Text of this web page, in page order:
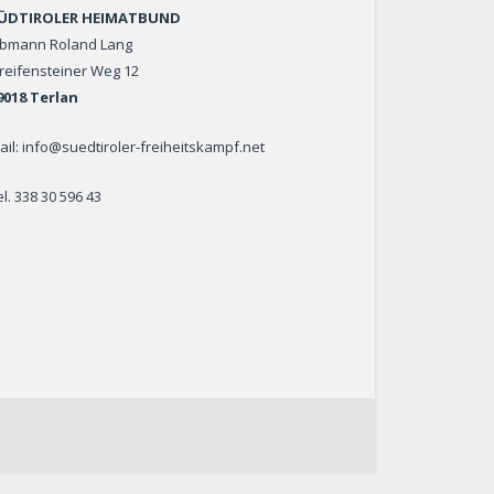
HEIMATBUND
Roland Lang
Weg 12
Terlan
info@suedtiroler-freiheitskampf.net
338 30 596 43